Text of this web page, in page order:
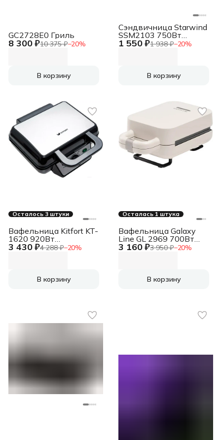
8 300 ₽10 375 ₽−20%
GC2728E0 Гриль
В корзину
1 550 ₽1 938 ₽−20%
Сэндвичница Starwind
SSM2103 750Вт
черный
В корзину
Осталось 3 штуки
3 430 ₽4 288 ₽−20%
Вафельница Kitfort KT-
1620 920Вт
серебристый/черный
В корзину
Осталась 1 штука
3 160 ₽3 950 ₽−20%
Вафельница Galaxy
Line GL 2969 700Вт
бежевый
В корзину